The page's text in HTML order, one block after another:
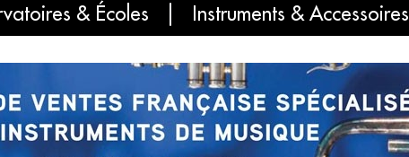
& Écoles Instruments & Accessoires
du mois International